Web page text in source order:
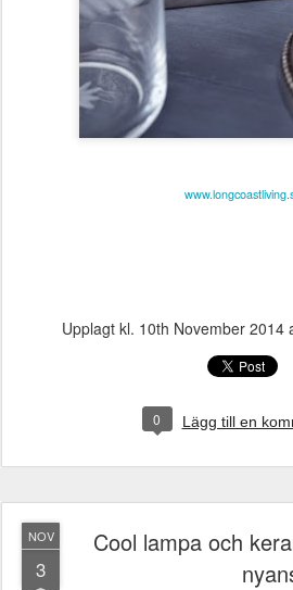
Upplagt kl. 10th November 2014
0 Lägg till en
NOV
3
Cool lampa och